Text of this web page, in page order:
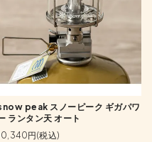
peak スノーピーク ギガパワ
ランタン天 オート
円(税込)